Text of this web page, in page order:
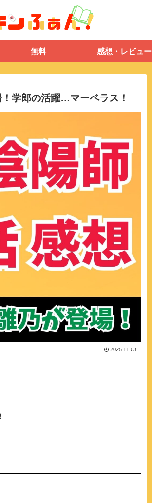
無料 感想・レビュー
学郎の活躍…マーベラス！
2025.11.03